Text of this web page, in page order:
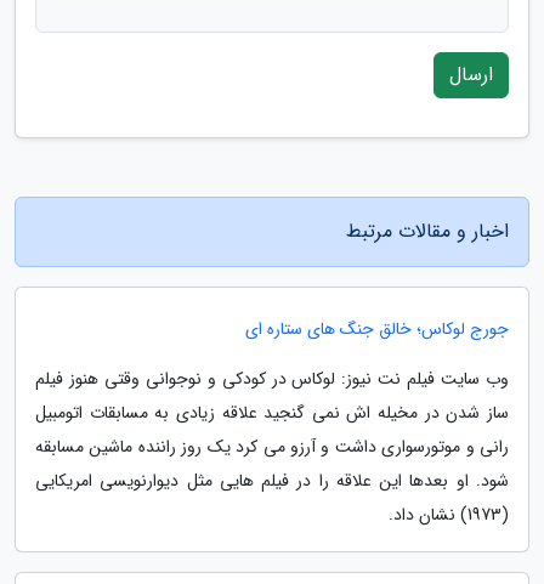
ارسال
اخبار و مقالات مرتبط
جورج لوکاس؛ خالق جنگ های ستاره ای
وب سایت فیلم نت نیوز: لوکاس در کودکی و نوجوانی وقتی هنوز فیلم
ساز شدن در مخیله اش نمی گنجید علاقه زیادی به مسابقات اتومبیل
رانی و موتورسواری داشت و آرزو می کرد یک روز راننده ماشین مسابقه
شود. او بعدها این علاقه را در فیلم هایی مثل دیوارنویسی امریکایی
(1973) نشان داد.